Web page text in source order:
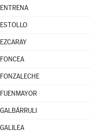
ENTRENA
ESTOLLO
EZCARAY
FONCEA
FONZALECHE
FUENMAYOR
GALBÁRRULI
GALILEA